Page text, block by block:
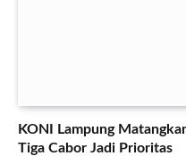
KONI Lampung
Tiga Cabor Jadi Prioritas